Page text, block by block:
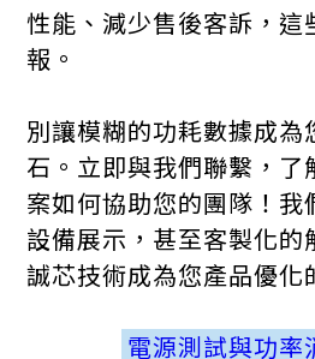
性能、減少售後客訴，這
報。
別讓模糊的功耗數據成為
石。立即與我們聯繫，
案如何協助您的團隊！我
設備展示，甚至客製化的
誠芯技術成為您產品優化
電源測試與功率